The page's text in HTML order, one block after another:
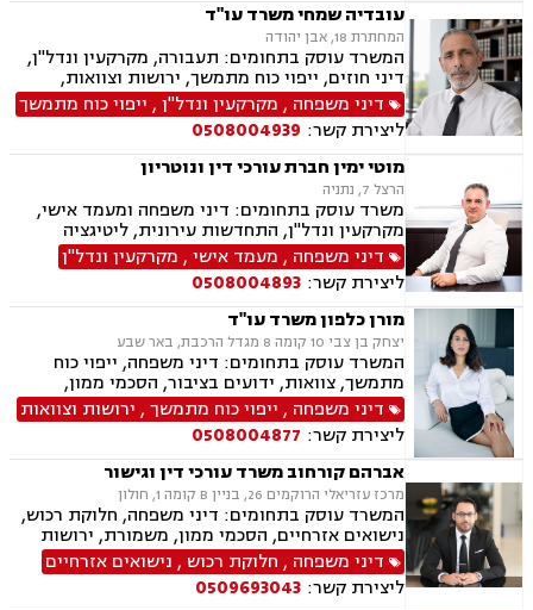
עובדיה שמחי משרד עו"ד
המחתרת 18, אבן יהודה
המשרד עוסק בתחומים: תעבורה, מקרקעין ונדל"ן,
דיני חוזים, ייפוי כוח מתמשך, ירושות וצוואות,
הסכמי ממון, אלימות במשפחה, מחיקת רישום פלילי
דיני משפחה , מקרקעין ונדל"ן, ייפוי כוח מתמשך
ליצירת קשר: 0508004939
מוטי ימין חברת עורכי דין ונוטריון
הרצל 7, נתניה
משרד עוסק בתחומים: דיני משפחה ומעמד אישי,
מקרקעין ונדל"ן, התחדשות עירונית, ליטיגציה
אזרחית-מסחרית, סכסוכים חוזיים, סכסוכים כספיים,
דיני חברות, ירושות וצוואות, ייפוי כוח מתמשך,
גישור.
דיני משפחה , מעמד אישי, מקרקעין ונדל"ן
ליצירת קשר: 0508004893
מורן כלפון משרד עו"ד
יצחק בן צבי 10 קומה 8 מגדל הרכבת, באר שבע
המשרד עוסק בתחומים: דיני משפחה, ייפוי כוח
מתמשך, צוואות, ידועים בציבור, הסכמי ממון,
אבהות, מזונות, משמורת, גירושין, נישואים אזרחיים,
ניכור הורי
דיני משפחה , ייפוי כוח מתמשך, ירושות וצוואות
ליצירת קשר: 0508004877
אברהם קורחוב משרד עורכי דין וגישור
מרכז עזריאלי הרוקמים 26, בניין B קומה 1, חולון
המשרד עוסק בתחומים: דיני משפחה, חלוקת רכוש,
נישואים אזרחיים, הסכמי ממון, משמורת, ירושות
וצוואות, גירושין, זמני שהות, מזונות, ידועים בציבור,
גישור ובוררות, גישור במשפחה, תיאום הורי, ניכור
הורי, כתובה, אבהות, מעמד אישי, עסקאות מתנה.
דיני משפחה , חלוקת רכוש , נישואים אזרחיים
ליצירת קשר: 0509693043